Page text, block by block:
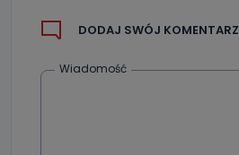
DODAJ SWÓJ KOMENTARZ
Wiadomość